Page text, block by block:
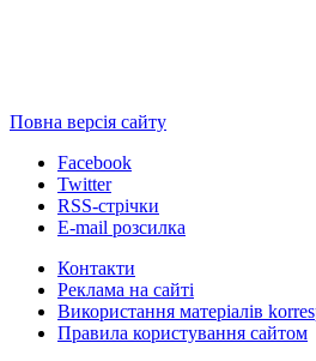
Повна версія сайту
Facebook
Twitter
RSS-стрічки
E-mail розсилка
Контакти
Реклама на сайті
Використання матеріалів
Правила користування сайтом